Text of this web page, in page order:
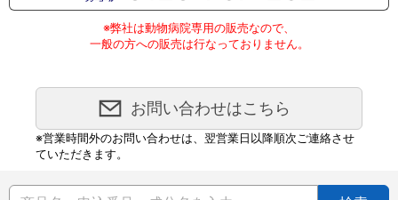
※弊社は動物病院専用の販売なので、
一般の方への販売は行なっておりません。
お問い合わせはこちら
※営業時間外のお問い合わせは、翌営業日以降順次ご連絡させ
ていただきます。